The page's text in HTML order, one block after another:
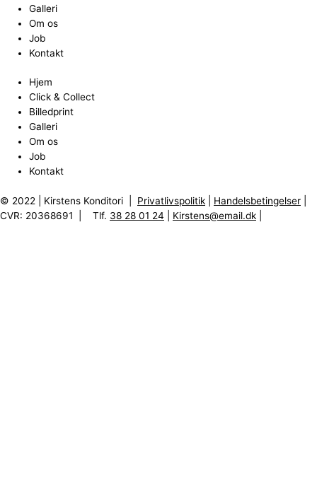
Galleri
Om os
Job
Kontakt
Hjem
Click & Collect
Billedprint
Galleri
Om os
Job
Kontakt
© 2022 | Kirstens Konditori | Privatlivspolitik Handelsbetingelser
CVR: 20368691 | Tlf. 38 28 01 24 Kirstens@email.dk